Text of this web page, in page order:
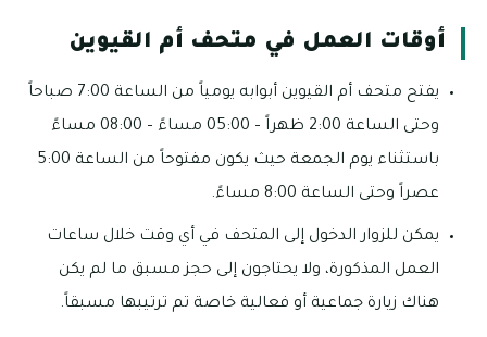
أوقات العمل في متحف أم القيوين
يفتح متحف أم القيوين أبوابه يومياً من الساعة 7:00 صباحاً
وحتى الساعة 2:00 ظهراً – 05:00 مساءً – 08:00 مساءً
باستثناء يوم الجمعة حيث يكون مفتوحاً من الساعة 5:00
عصراً وحتى الساعة 8:00 مساءً.
يمكن للزوار الدخول إلى المتحف في أي وقت خلال ساعات
العمل المذكورة، ولا يحتاجون إلى حجز مسبق ما لم يكن
هناك زيارة جماعية أو فعالية خاصة تم ترتيبها مسبقاً.